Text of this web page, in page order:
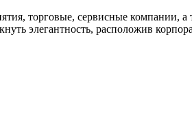
торговые, сервисные компании,
элегантность, расположив